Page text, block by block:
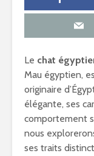
Le chat
Mau égyptien,
originaire
élégante, ses
comportement
nous
ses traits